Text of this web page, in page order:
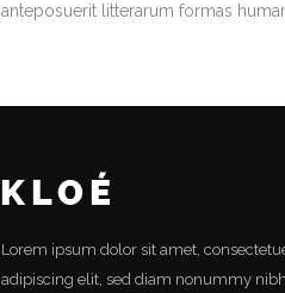
anteposuerit litterarum formas
Lorem ipsum dolor sit amet,
adipiscing elit, sed diam nonummy nibh